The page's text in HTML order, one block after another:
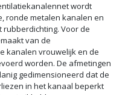
wordt
ronde metalen kanalen en
Voor de
van de
kanalen vrouwelijk en de
worden. De afmetingen
gedimensioneerd dat de
in het kanaal beperkt